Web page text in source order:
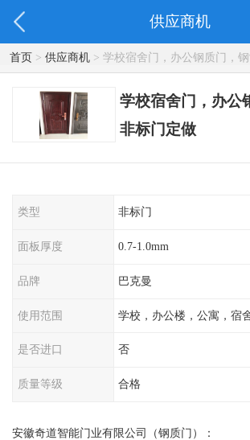
供应商机
首页> 供应商机> 学校宿舍门，办公钢质门，
学校宿舍门，办公
非标门定做
类型 非标门
面板厚度 0.7-1.0mm
品牌 巴克曼
使用范围 学校，办公楼，公寓，宿
是否进口 否
质量等级 合格
安徽奇道智能门业有限公司（钢质门）：